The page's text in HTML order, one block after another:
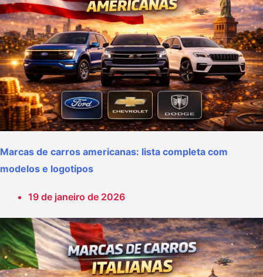
Marcas de carros americanas: lista completa com
modelos e logotipos
19 de janeiro de 2026